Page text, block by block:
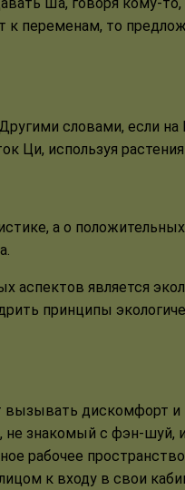
к переменам, то
словами, если
Ци, используя растения
а о
является
принципы
дискомфорт и
не знакомый с фэн-шуй,
рабочее
к входу в свои